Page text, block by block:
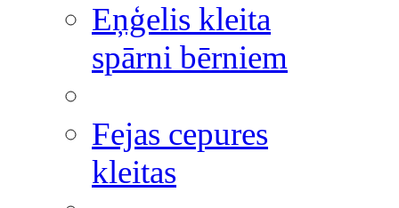
Eņģelis kleita
spārni bērniem
Fejas cepures
kleitas